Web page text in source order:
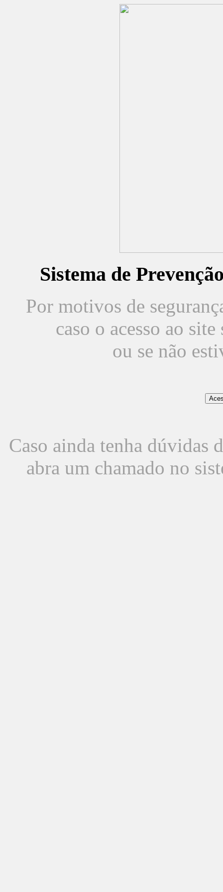
Sistema de
Por motivos de
caso o acesso ao
ou se não
Caso ainda tenha dúvidas
abra um chamado no